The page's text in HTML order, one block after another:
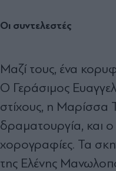
Οι συντελεστές
Μαζί τους, ένα
Ο Γεράσιμος
στίχους, η Μαρίσσα
δραματουργία, και ο
χορογραφίες. Τα
της Ελένης